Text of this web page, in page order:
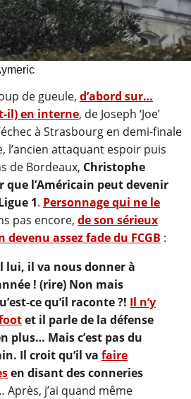
de gueule, d’abord sur…
il) en interne, de Joseph ‘Joe’
à Strasbourg en demi-finale
l’ancien attaquant espoir puis
de Bordeaux, Christophe
l’Américain peut devenir
1. Personnage qui ne le
pas encore, de son sérieux
assez fade du FCGB :
lui, il va nous donner à
! (rire) Non mais
ce qu’il raconte ?! Il n’y
et il parle de la défense
plus… Mais c’est pas du
Il croit qu’il va faire
en disant des conneries
Après, j’ai quand même